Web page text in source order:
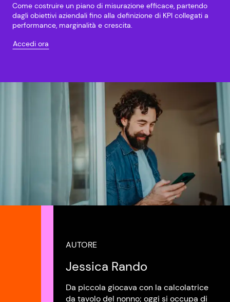
Come costruire un piano di misurazione efficace, partendo
dagli obiettivi aziendali fino alla definizione di KPI collegati a
performance, marginalità e crescita.
Accedi ora
AUTORE
Jessica Rando
Da piccola giocava con la calcolatrice
da tavolo del nonno; oggi si occupa di